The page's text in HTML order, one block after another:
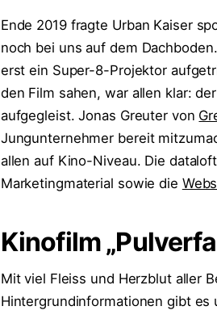
Ende 2019 fragte Urban Kaiser
noch bei uns auf dem
erst ein Super-8-Projektor
den Film sahen, war allen klar:
aufgegleist. Jonas Greuter von
Jungunternehmer bereit
allen auf Kino-Niveau. Die
Marketingmaterial sowie die
Kinofilm
Mit viel Fleiss und Herzblut aller
Hintergrundinformationen gibt es